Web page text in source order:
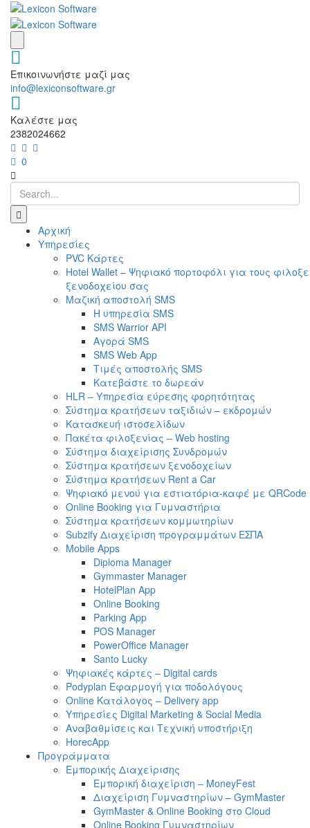
Επικοινωνήστε μαζί μας
info@lexiconsoftware.gr
Καλέστε μας
2382024662
0
Αρχική
Υπηρεσίες
PVC Κάρτες
Hotel Wallet – Ψηφιακό πορτοφόλι για τους
ξενοδοχείου σας
Μαζική αποστολή SMS
Η υπηρεσία SMS
SMS Warrior API
Αγορά SMS
SMS Web App
Τιμές αποστολής SMS
Κατεβάστε το δωρεάν
HLR – Υπηρεσία εύρεσης φορητότητας
Σύστημα κρατήσεων ταξιδιών – εκδρομών
Κατασκευή ιστοσελίδων
Πακέτα φιλοξενίας – Web hosting
Σύστημα διαχείρισης Συνδρομών
Σύστημα κρατήσεων ξενοδοχείων
Σύστημα κρατήσεων Rent a Car
Ψηφιακό μενού για εστιατόρια-καφέ με QRCode
Online Booking για Γυμναστήρια
Σύστημα κρατήσεων κομμωτηρίων
Subzify Διαχείριση προγραμμάτων ΕΣΠΑ
Mobile Apps
Diploma Manager
Gymmaster Manager
HotelPlan App
Online Booking
Parking App
POS Manager
PowerOffice Manager
Santo Lucky
Ψηφιακές κάρτες – Digital cards
Podyplan Εφαρμογή για ποδολόγους
Online Κατάλογος – Delivery app
Υπηρεσίες Digital Marketing & Social Media
Αναβαθμίσεις και Τεχνική υποστήριξη
HorecApp
Προγράμματα
Εμπορικής Διαχείρισης
Εμπορική διαχείριση – MoneyFest
Διαχείριση Γυμναστηρίων – GymMaster
GymMaster & Online Booking στο Cloud
Online Booking Γυμναστηρίων